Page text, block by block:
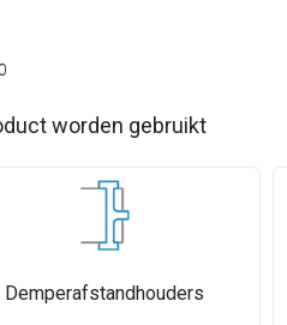
worden gebruikt
Demperafstandhouders